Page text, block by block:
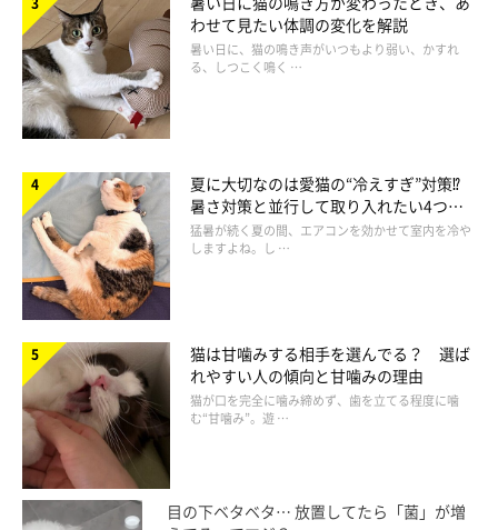
特定の家族から逃げる・威嚇する
「夫を見ると逃げていく。ほかの人は大丈夫なのに」
「息子が近づくと隠れたり、驚いたりする」
「同居している父にだけ、近づいたり、触ろうとしたりす
ると猫パンチする」
同じことをしたとき人によって態度を変える
わせて見たい体調の変化を解説
暑い日に、猫の鳴き声がいつもより弱い、かすれ
る、しつこく鳴く …
夏に大切なのは愛猫の“冷えすぎ”対策⁉
暑さ対策と並行して取り入れたい4つの
工夫
猛暑が続く夏の間、エアコンを効かせて室内を冷や
しますよね。し …
猫は甘噛みする相手を選んでる？ 選ば
れやすい人の傾向と甘噛みの理由
猫が口を完全に噛み締めず、歯を立てる程度に噛
む“甘噛み”。遊 …
目の下ベタベタ… 放置してたら「菌」が増